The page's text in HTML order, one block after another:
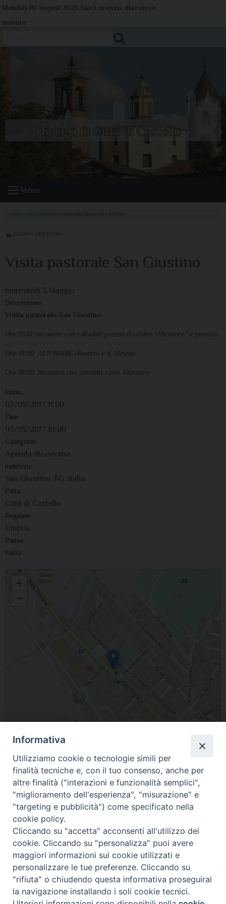
Skip
Monday 10 August 2026 San Lorenzo, diacono e
martire
Menu
HOME APPUNTAMENTI
AGENDA DIOCESANA
Visita pastorale San Giustino
mercoledì 3 Maggio
Descrizione:
Visita pastorale San Giustino
Ore 11:00: incontro con i disabili presso il centro “Altomare” e pranzo.
Ore 18:00: ALTOMARE (Rosario e S. Messa)
Ore 19:00: Incontro con abitanti zona Altomare
Inizio:
03/05/2017 11:00
Fine:
03/05/2017 19:00
Categorie:
Agenda diocesana
Indirizzo:
San Giustino, PG, Italia
Città:
Città di Castello
Regione:
Umbria
Paese:
Italia
Visita pastorale San Giustino
+
−
Leaflet OpenStreetMap
San Giustino, PG, Italia
© 2021 Diocesi di Città di Castello.
Informativa
Utilizziamo cookie o tecnologie simili per
finalità tecniche e, con il tuo consenso, anche per
altre finalità ("interazioni e funzionalità semplici",
"miglioramento dell'esperienza", "misurazione" e
"targeting e pubblicità") come specificato nella
cookie policy.
Cliccando su "accetta" acconsenti all'utilizzo dei
cookie. Cliccando su "personalizza" puoi avere
maggiori informazioni sui cookie utilizzati e
personalizzare le tue preferenze. Cliccando su
"rifiuta" o chiudendo questa informativa proseguirai
la navigazione installando i soli cookie tecnici.